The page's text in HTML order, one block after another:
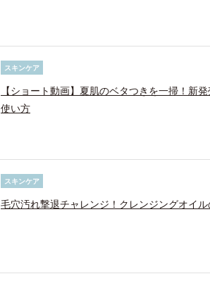
スキンケア
【ショート動画】夏肌のベタつきを一掃！新
使い方
スキンケア
毛穴汚れ撃退チャレンジ！クレンジングオイル